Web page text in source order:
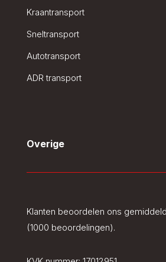
Kraantransport
Sneltransport
Autotransport
ADR transport
Overige
Klanten beoordelen ons
(1000 beoordelingen).